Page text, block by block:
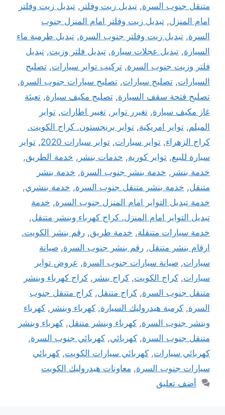
متنقل جنوب السرة, تبديل زيت وفلتر , تبديل زيت وفلتر
امام المنزل, تبديل زيت وفلتر امام المنزل جنوب
السرة, تبديل زيت وفلتر جنوب السرة, تبديل طرمبة ماء
السيارة, تبديل عجلات سيارة, تبديل فلتر وزيت, تبديل
فلتر وزيت جنوب السرة, تركيب تواير سيارات, تصليح
السيارات, تصليح سيارات, تصليح سيارات جنوب السرة,
تصليح فتحة سقف السيارة, تصليح مكيف سيارة, تعبئة
غاز مكيف سيارة, تغيرر تواير , تغيير اطارات, تواير
الميلم, تواير امريكية, تواير بريجستون. كراج الكويت.
كراج الزهراء, تواير سيارات, تواير سيارات 2020 , تواير
سيارة للبيع, تواير كورية, خدمات بنشر , خدمة الطريق,
خدمة بنشر , خدمة بنشر جنوب السرة, خدمة بنشر
متنقل, خدمة بنشر متنقل جنوب السرة, خدمة بنشري,
خدمة تبديل التواير امام المنزل جنوب السرة, خدمة
تبديل التواير امام المنزل. كراج كهرباء وبنشر متنقل,
خدمة سيارات متنقلة, خدمة طريق, رقم بنشر الكويت.
ارقام بنشر متنقل, رقم بنشر جنوب السرة, صيانة
سيارات, صيانة سيارات جنوب السرة, عروض تواير
سيارات, كراج الكويت, كراج بنشر , كراج كهرباء وبنشر
متنقل جنوب السرة, كراج متنقل, كراج متنقل جنوب
السرة, كرمبة هيدروليك السيارة, كهرباء وبنشر , كهرباء
وبنشر جنوب السرة, كهرباء وبنشر متنقل, كهرباء وبنشر
متنقل جنوب السرة, كهربائي, كهربائي جنوب السرة,
كهربائي سيارات, كهربائي سيارات الكويت, كهربائي
سيارات جنوب السرة, معاونات هيدروليك الكويت
أضف تعليق